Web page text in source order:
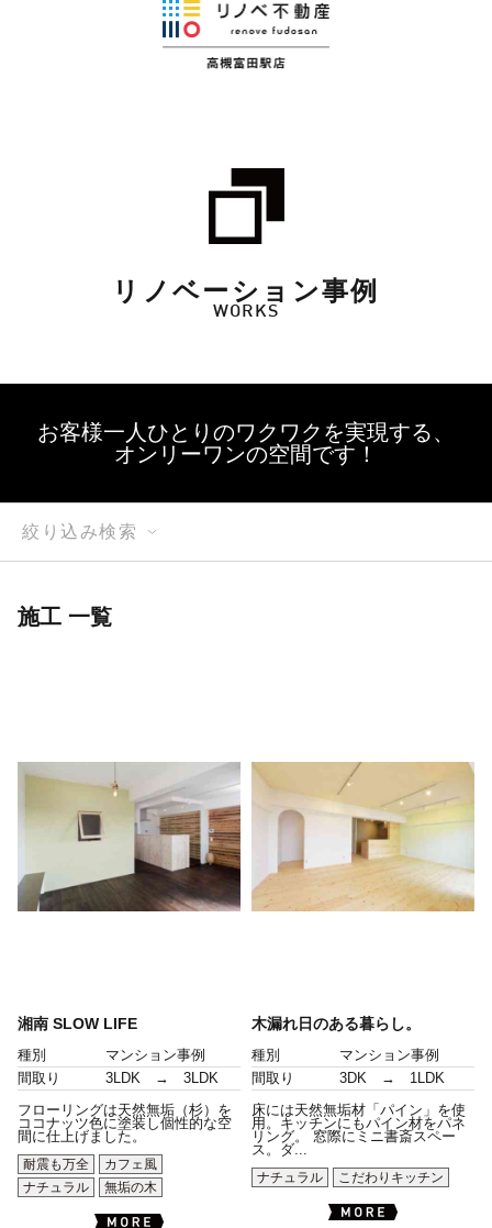
リノベーション事例
WORKS
お客様一人ひとりのワクワクを実現する、
オンリーワンの空間です！
絞り込み検索
施工 一覧
湘南 SLOW LIFE
種別
マンション事例
間取り
3LDK → 3LDK
フローリングは天然無垢（杉）を
ココナッツ色に塗装し個性的な空
間に仕上げました。
耐震も万全
カフェ風
ナチュラル
無垢の木
木漏れ日のある暮らし。
種別
マンション事例
間取り
3DK → 1LDK
床には天然無垢材「パイン」を使
用。キッチンにもパイン材をパネ
リング。 窓際にミニ書斎スペー
ス。ダ...
ナチュラル
こだわりキッチン